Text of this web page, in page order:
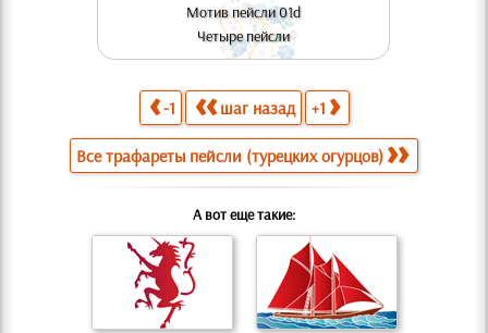
Мотив пейсли 01d
Четыре пейсли
-1 шаг назад +1
Все трафареты пейсли (турецких огурцов)
А вот еще такие: